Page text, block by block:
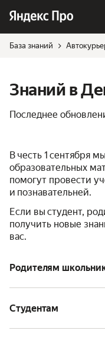
База знаний
Знаний в
Последнее
В честь 1 сентября
образовательных
помогут провести
и познавательней.
Если вы студент,
получить новые
вас.
Родителям
Студентам